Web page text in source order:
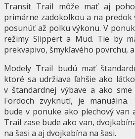
Transit Trail môže mať aj
primárne zadokolkou a na predok
posunúť až polku výkonu. V
režimy Slippert a Mud. Tie by
prekvapivo, šmykľavého povrchu,
Modely Trail budú mať
ktoré sa udržiava ľahšie ako
v štandardnej výbave a ako
Fordoch zvyknutí, je
bude v ponuke ako plechový van
Trail zase bude ako van,
na šasi a aj dvojkabína na šasi.